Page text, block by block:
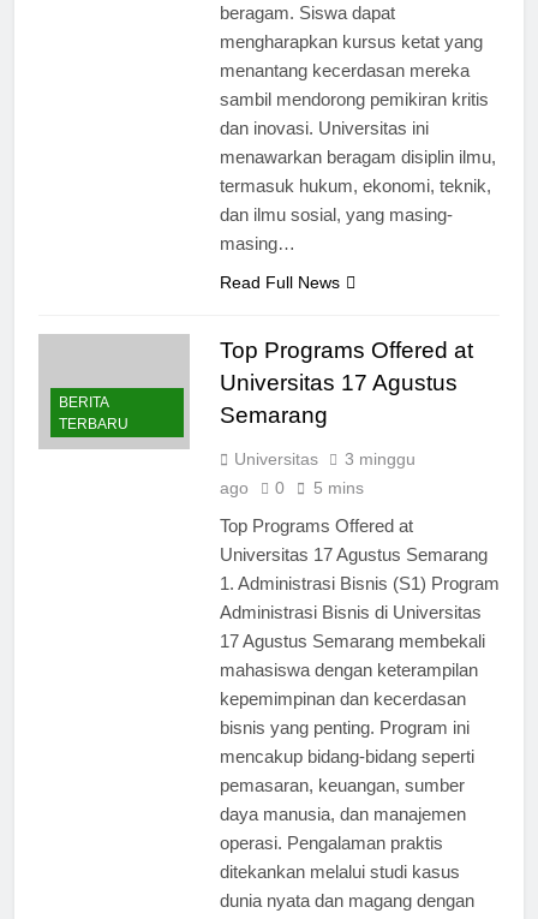
beragam. Siswa dapat
mengharapkan kursus ketat yang
menantang kecerdasan mereka
sambil mendorong pemikiran kritis
dan inovasi. Universitas ini
menawarkan beragam disiplin ilmu,
termasuk hukum, ekonomi, teknik,
dan ilmu sosial, yang masing-
masing…
Read Full News
BERITA
TERBARU
Top Programs Offered at
Universitas 17 Agustus
Semarang
Universitas
3 minggu
ago
0 5 mins
Top Programs Offered at
Universitas 17 Agustus Semarang
1. Administrasi Bisnis (S1) Program
Administrasi Bisnis di Universitas
17 Agustus Semarang membekali
mahasiswa dengan keterampilan
kepemimpinan dan kecerdasan
bisnis yang penting. Program ini
mencakup bidang-bidang seperti
pemasaran, keuangan, sumber
daya manusia, dan manajemen
operasi. Pengalaman praktis
ditekankan melalui studi kasus
dunia nyata dan magang dengan